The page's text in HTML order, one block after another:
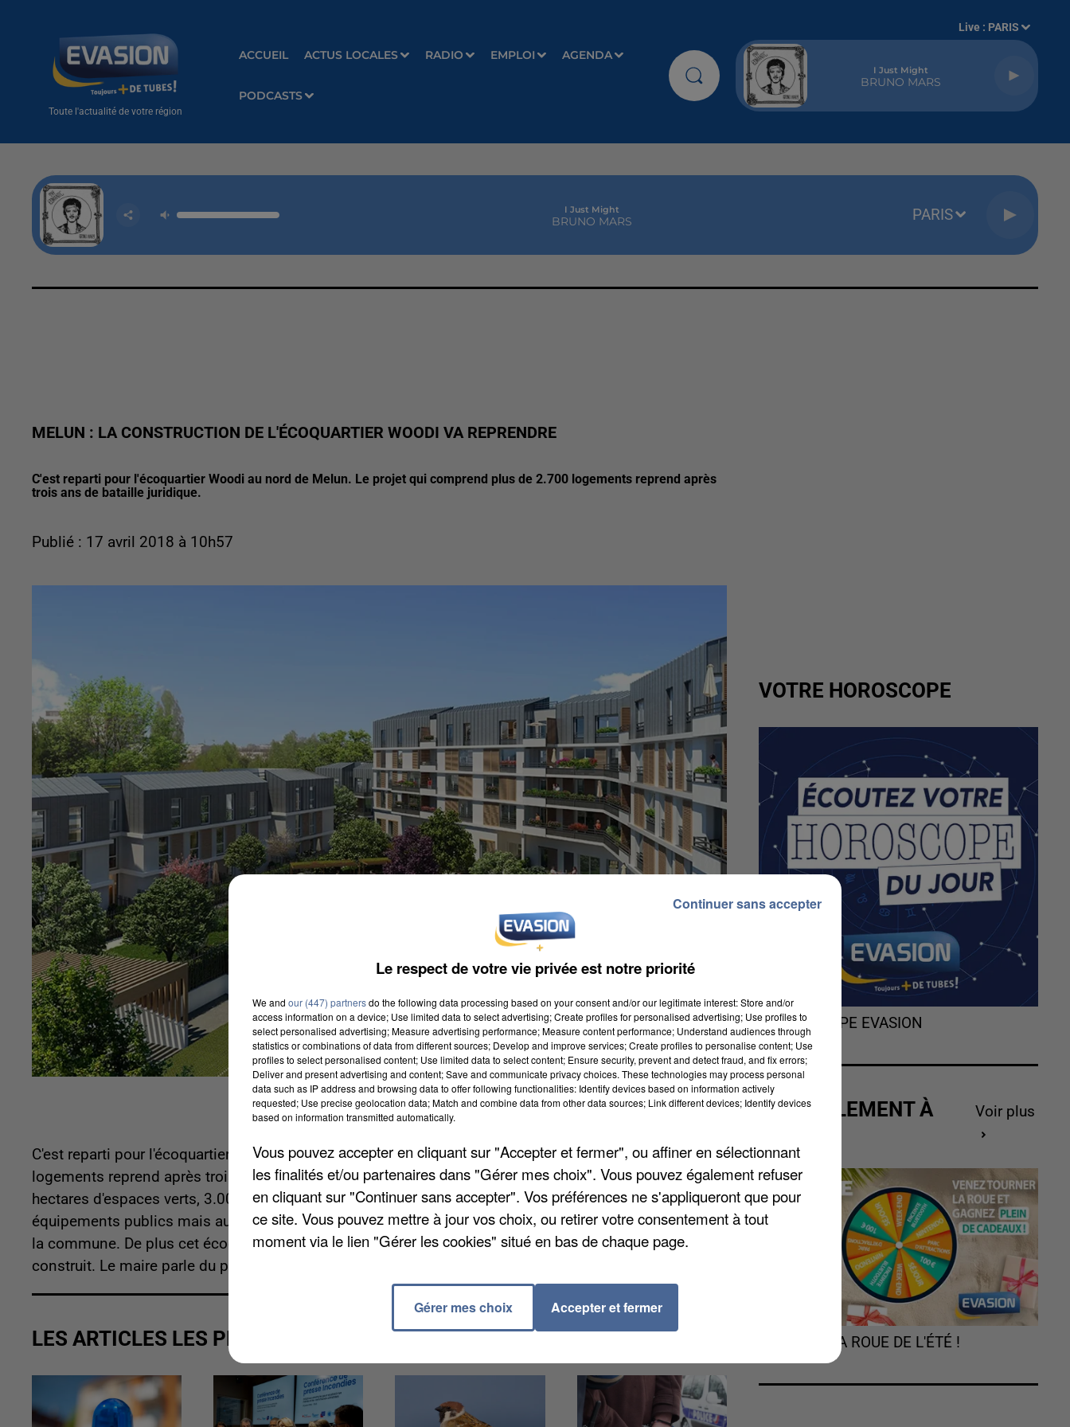
Toute l'actualité de votre région
ACCUEIL ACTUS LOCALES RADIO EMPLOI AGENDA
PODCASTS
Live : PARIS
I Just Might
BRUNO MARS
I Just Might
BRUNO MARS PARIS
MELUN : LA CONSTRUCTION DE L'ÉCOQUARTIER WOODI VA REPRENDRE
C'est reparti pour l'écoquartier Woodi au nord de Melun. Le projet qui comprend plus de 2.700 logements reprend après
trois ans de bataille juridique.
Publié : 17 avril 2018 à 10h57
C'est reparti pour l'écoquartier Woodi au nord de Melun. Le projet qui comprend plus de 2.700
logements reprend après trois ans de bataille juridique, rapporteLe Parisien. Il devrait regrouper treize
hectares d'espaces verts, 3.000 m² de jardins, un parcours de santé, une salle polyvalente, des
équipements publics mais aussi des commerces... Un projet qui devait faire gagner 9.000 habitants à
la commune. De plus cet écoquartier sera situé près du Tzen2 et un point de covoiturage y devrait être
construit. Le maire parle du plus gros écoquartier d'Ile-de-France.
LES ARTICLES LES PLUS VUS
VOTRE HOROSCOPE
L'HOROSCOPE EVASION
ACTUELLEMENT À
Voir plus
TOURNEZ LA ROUE DE L'ÉTÉ !
Le respect de votre vie privée est notre priorité
We and our (447) partnersdo the following data processing based on your consent and/or our legitimate interest: Store and/or
access information on a device; Use limited data to select advertising; Create profiles for personalised advertising; Use profiles to
select personalised advertising; Measure advertising performance; Measure content performance; Understand audiences through
statistics or combinations of data from different sources; Develop and improve services; Create profiles to personalise content; Use
profiles to select personalised content; Use limited data to select content; Ensure security, prevent and detect fraud, and fix errors;
Deliver and present advertising and content; Save and communicate privacy choices. These technologies may process personal
data such as IP address and browsing data to offer following functionalities: Identify devices based on information actively
requested; Use precise geolocation data; Match and combine data from other data sources; Link different devices; Identify devices
based on information transmitted automatically.
Vous pouvez accepter en cliquant sur "Accepter et fermer", ou affiner en sélectionnant
les finalités et/ou partenaires dans "Gérer mes choix". Vous pouvez également refuser
en cliquant sur "Continuer sans accepter". Vos préférences ne s'appliqueront que pour
ce site. Vous pouvez mettre à jour vos choix, ou retirer votre consentement à tout
moment via le lien "Gérer les cookies" situé en bas de chaque page.
Gérer mes choix Accepter et fermer
Continuer sans accepter